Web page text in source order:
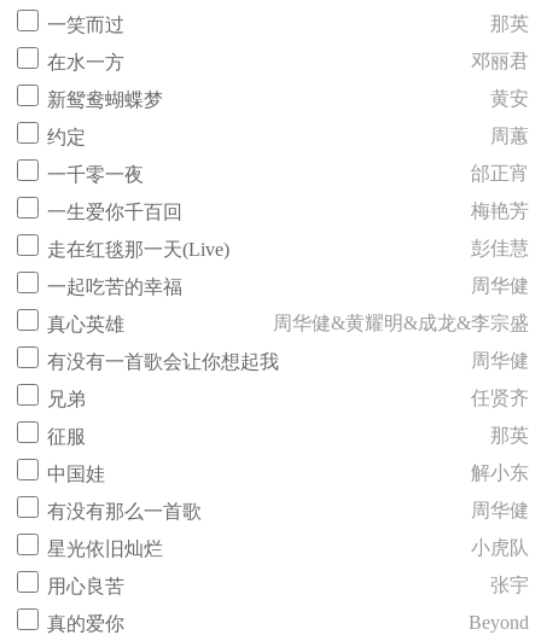
一笑而过
那英
在水一方
邓丽君
新鸳鸯蝴蝶梦
黄安
约定
周蕙
一千零一夜
邰正宵
一生爱你千百回
梅艳芳
走在红毯那一天(Live)
彭佳慧
一起吃苦的幸福
周华健
真心英雄
周华健&黄耀明&成龙&李宗盛
有没有一首歌会让你想起我
周华健
兄弟
任贤齐
征服
那英
中国娃
解小东
有没有那么一首歌
周华健
星光依旧灿烂
小虎队
用心良苦
张宇
真的爱你
Beyond